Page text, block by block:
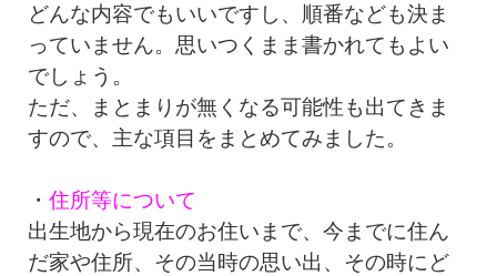
どんな内容でもいいですし、順番なども決ま
っていません。思いつくまま書かれてもよい
でしょう。
ただ、まとまりが無くなる可能性も出てきま
すので、主な項目をまとめてみました。
・ 住所等について
出生地から現在のお住いまで、今までに住ん
だ家や住所、その当時の思い出、その時にど